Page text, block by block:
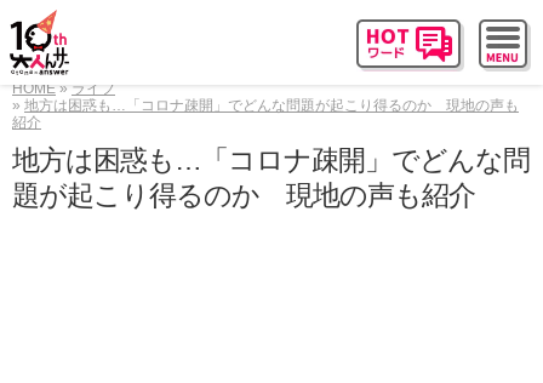
HOME
ライフ
地方は困惑も…「コロナ疎開」でどんな問題が起こり得るのか 現地の声も
紹介
地方は困惑も…「コロナ疎開」でどんな問
題が起こり得るのか 現地の声も紹介